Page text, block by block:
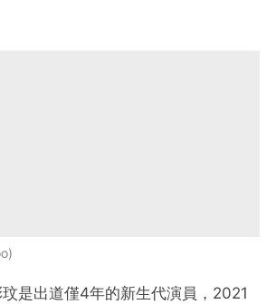
是出道僅4年的新生代演員，2021